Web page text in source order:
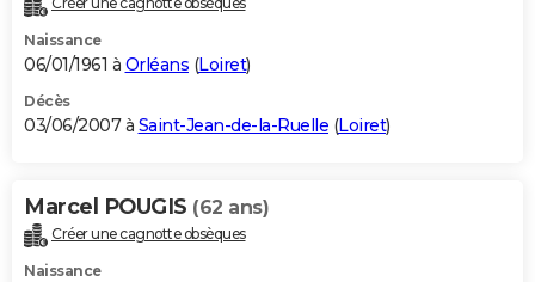
Naissance
06/01/1961 à Orléans (Loiret)
Décès
03/06/2007 à Saint-Jean-de-la-Ruelle (Loiret)
Marcel POUGIS (62 ans)
Créer une cagnotte obsèques
Naissance